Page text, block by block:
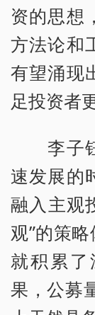
资的思想
方法论和
有望涌现
足投资者
李子钰
速发展的
融入主观
观”的策
就积累
果，公募